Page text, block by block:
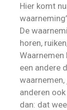
Hier komt
waarneming’.
De
horen,
een andere
anderen
dan: dat